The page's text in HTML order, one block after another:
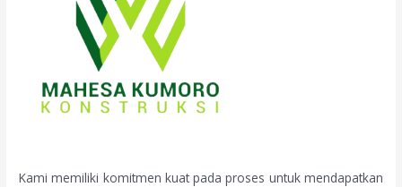
Kami memiliki komitmen kuat pada proses untuk mendapatkan